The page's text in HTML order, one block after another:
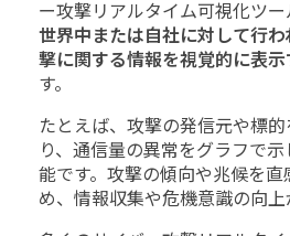
ー攻撃リアルタイム可視化ツー
世界中または自社に対して行
撃に関する情報を視覚的に表示
す。
たとえば、攻撃の発信元や標
り、通信量の異常をグラフで
能です。攻撃の傾向や兆候を
め、情報収集や危機意識の向上